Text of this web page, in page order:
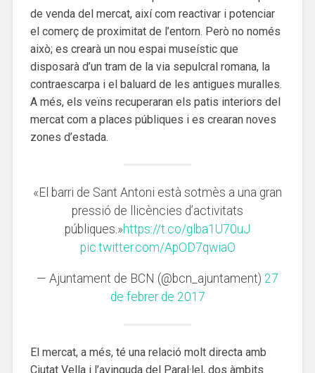
de venda del mercat, així com reactivar i potenciar
el comerç de proximitat de l’entorn. Però no només
això; es crearà un nou espai museístic que
disposarà d’un tram de la via sepulcral romana, la
contraescarpa i el baluard de les antigues muralles.
A més, els veïns recuperaran els patis interiors del
mercat com a places públiques i es crearan noves
zones d’estada.
«El barri de Sant Antoni està sotmès a una gran
pressió de llicències d’activitats
públiques.»https://t.co/glba1U70uJ
pic.twitter.com/ApOD7qwiaO
— Ajuntament de BCN (@bcn_ajuntament) 27
de febrer de 2017
El mercat, a més, té una relació molt directa amb
Ciutat Vella i l’avinguda del Paral·lel, dos àmbits